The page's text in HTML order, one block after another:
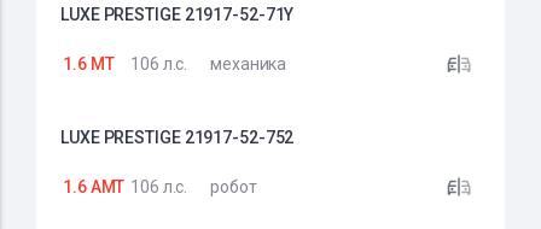
LUXE PRESTIGE 21917-52-71Y
1.6 MT 106 л.с. механика
LUXE PRESTIGE 21917-52-752
1.6 AMT 106 л.с. робот